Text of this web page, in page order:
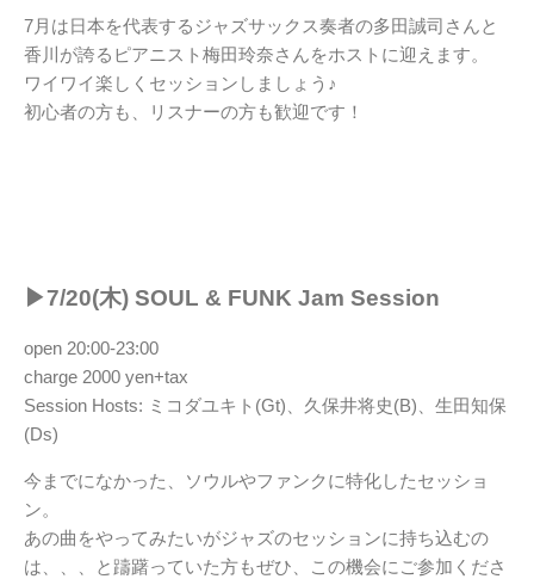
7月は日本を代表するジャズサックス奏者の多田誠司さんと
香川が誇るピアニスト梅田玲奈さんをホストに迎えます。
ワイワイ楽しくセッションしましょう♪
初心者の方も、リスナーの方も歓迎です！
▶︎7/20(木) SOUL & FUNK Jam Session
open 20:00-23:00
charge 2000 yen+tax
Session Hosts: ミコダユキト(Gt)、久保井将史(B)、生田知保
(Ds)
今までになかった、ソウルやファンクに特化したセッショ
ン。
あの曲をやってみたいがジャズのセッションに持ち込むの
は、、、と躊躇っていた方もぜひ、この機会にご参加くださ